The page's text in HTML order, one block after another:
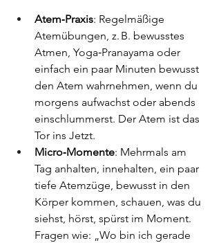
Atem‑Praxis: Regelmäßige
Atemübungen, z. B. bewusstes
Atmen, Yoga‑Pranayama oder
einfach ein paar Minuten bewusst
den Atem wahrnehmen, wenn du
morgens aufwachst oder abends
einschlummerst. Der Atem ist das
Tor ins Jetzt.
Micro‑Momente: Mehrmals am
Tag anhalten, innehalten, ein paar
tiefe Atemzüge, bewusst in den
Körper kommen, schauen, was du
siehst, hörst, spürst im Moment.
Fragen wie: „Wo bin ich gerade